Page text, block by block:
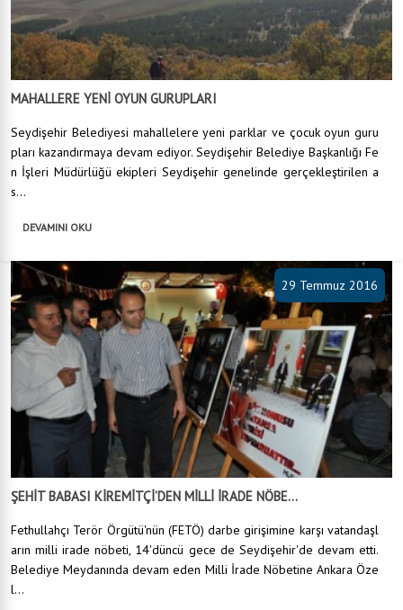
MAHALLERE YENİ OYUN GURUPLARI
Seydişehir Belediyesi mahallelere yeni parklar ve çocuk oyun guru
pları kazandırmaya devam ediyor. Seydişehir Belediye Başkanlığı Fe
n İşleri Müdürlüğü ekipleri Seydişehir genelinde gerçekleştirilen a
s...
DEVAMINI OKU
29 Temmuz 2016
ŞEHİT BABASI KİREMİTÇİ’DEN MİLLİ İRADE NÖBE...
Fethullahçı Terör Örgütü'nün (FETÖ) darbe girişimine karşı vatandaşl
arın milli irade nöbeti, 14'düncü gece de Seydişehir'de devam etti.
Belediye Meydanında devam eden Milli İrade Nöbetine Ankara Öze
l...